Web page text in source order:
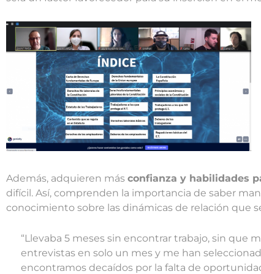
Además, adquieren más confianza y habilidades
difícil. Así, comprenden la importancia de saber
conocimiento sobre las dinámicas de relación que
“Llevaba 5 meses sin encontrar trabajo, sin
entrevistas en solo un mes y me han
encontramos decaídos por la falta de